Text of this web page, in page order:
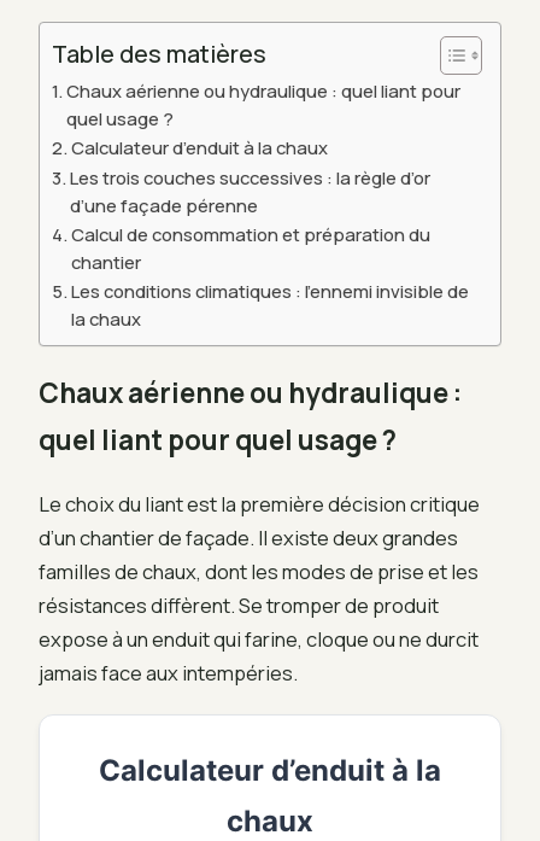
Table des matières
Chaux aérienne ou hydraulique : quel liant pour
quel usage ?
Calculateur d’enduit à la chaux
Les trois couches successives : la règle d’or
d’une façade pérenne
Calcul de consommation et préparation du
chantier
Les conditions climatiques : l’ennemi invisible de
la chaux
Chaux aérienne ou hydraulique :
quel liant pour quel usage ?
Le choix du liant est la première décision critique
d’un chantier de façade. Il existe deux grandes
familles de chaux, dont les modes de prise et les
résistances diffèrent. Se tromper de produit
expose à un enduit qui farine, cloque ou ne durcit
jamais face aux intempéries.
Calculateur d’enduit à la
chaux